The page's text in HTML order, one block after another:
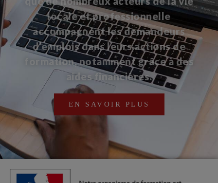
locale et professionnelle
accompagnent les demandeurs
d’emplois dans leurs actions de
formation, notamment grâce à des
aides financières.
EN SAVOIR PLUS